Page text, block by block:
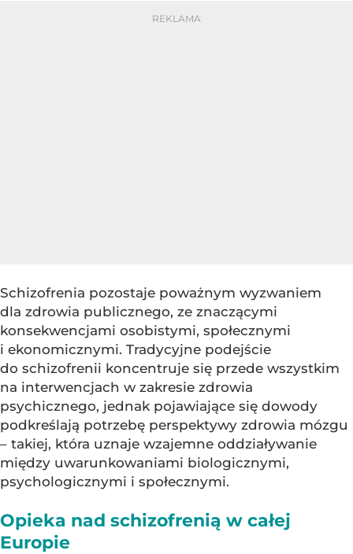
Schizofrenia pozostaje poważnym wyzwaniem
dla zdrowia publicznego, ze znaczącymi
konsekwencjami osobistymi, społecznymi
i ekonomicznymi. Tradycyjne podejście
do schizofrenii koncentruje się przede wszystkim
na interwencjach w zakresie zdrowia
psychicznego, jednak pojawiające się dowody
podkreślają potrzebę perspektywy zdrowia mózgu
– takiej, która uznaje wzajemne oddziaływanie
między uwarunkowaniami biologicznymi,
psychologicznymi i społecznymi.
Opieka nad schizofrenią w całej
Europie